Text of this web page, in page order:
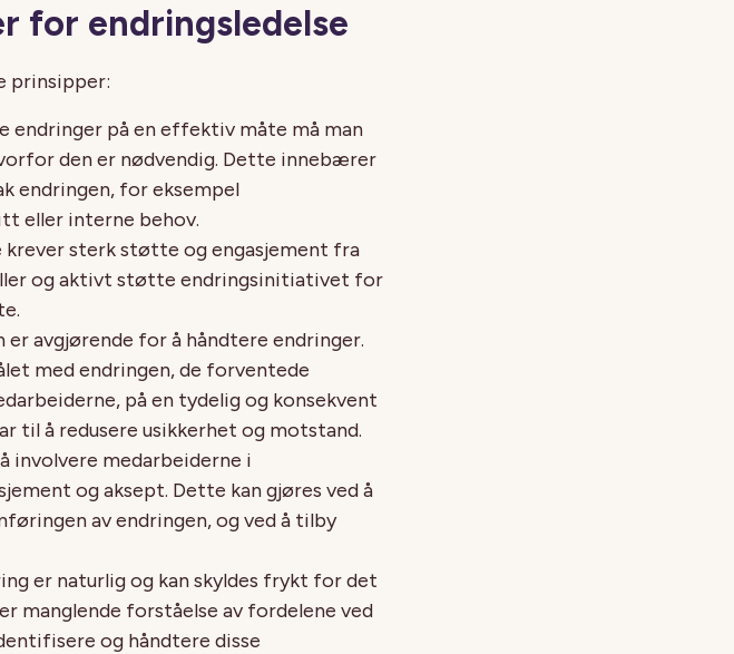
for endringsledelse
prinsipper:
endringer på en effektiv måte må man
den er nødvendig. Dette innebærer
endringen, for eksempel
eller interne behov.
krever sterk støtte og engasjement fra
og aktivt støtte endringsinitiativet for
avgjørende for å håndtere endringer.
med endringen, de forventede
på en tydelig og konsekvent
til å redusere usikkerhet og motstand.
involvere medarbeiderne i
og aksept. Dette kan gjøres ved å
av endringen, og ved å tilby
er naturlig og kan skyldes frykt for det
manglende forståelse av fordelene ved
og håndtere disse